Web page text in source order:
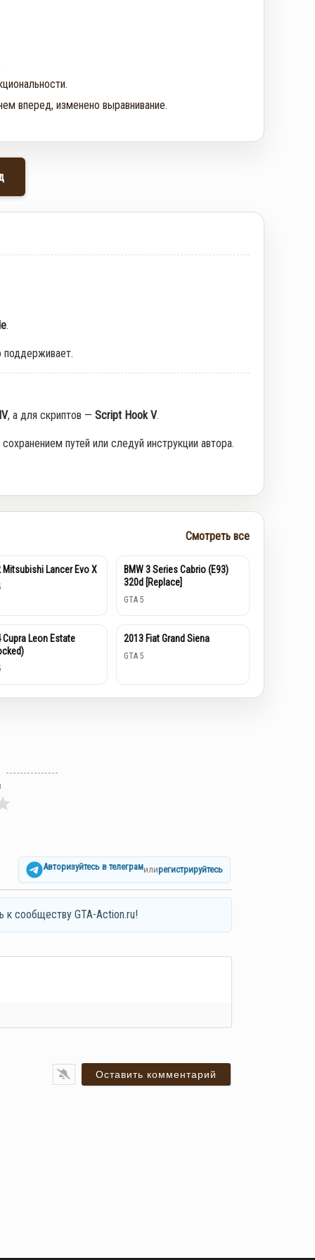
вперед, изменено выравнивание.
.
поддерживает.
, а для скриптов — Script Hook V.
путей или следуй инструкции автора.
Смотреть все
Mitsubishi Lancer Evo X
BMW 3 Series Cabrio (E93)
320d [Replace]
GTA 5
Cupra Leon Estate
2013 Fiat Grand Siena
GTA 5
Авторизуйтесь в телеграмилирегистрируйтесь
к сообществу GTA-Action.ru!